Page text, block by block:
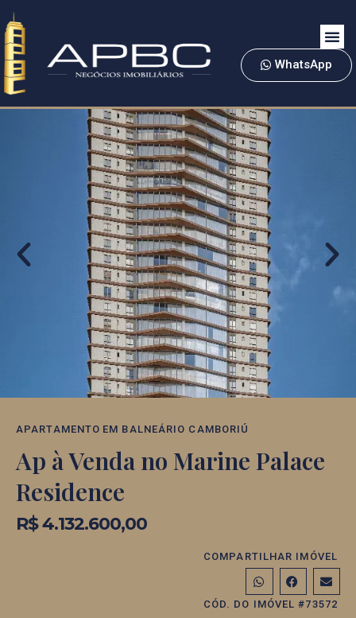
WhatsApp
APARTAMENTO EM BALNEÁRIO CAMBORIÚ
Ap à Venda no Marine Palace
Residence
R$ 4.132.600,00
COMPARTILHAR IMÓVEL
CÓD. DO IMÓVEL #73572